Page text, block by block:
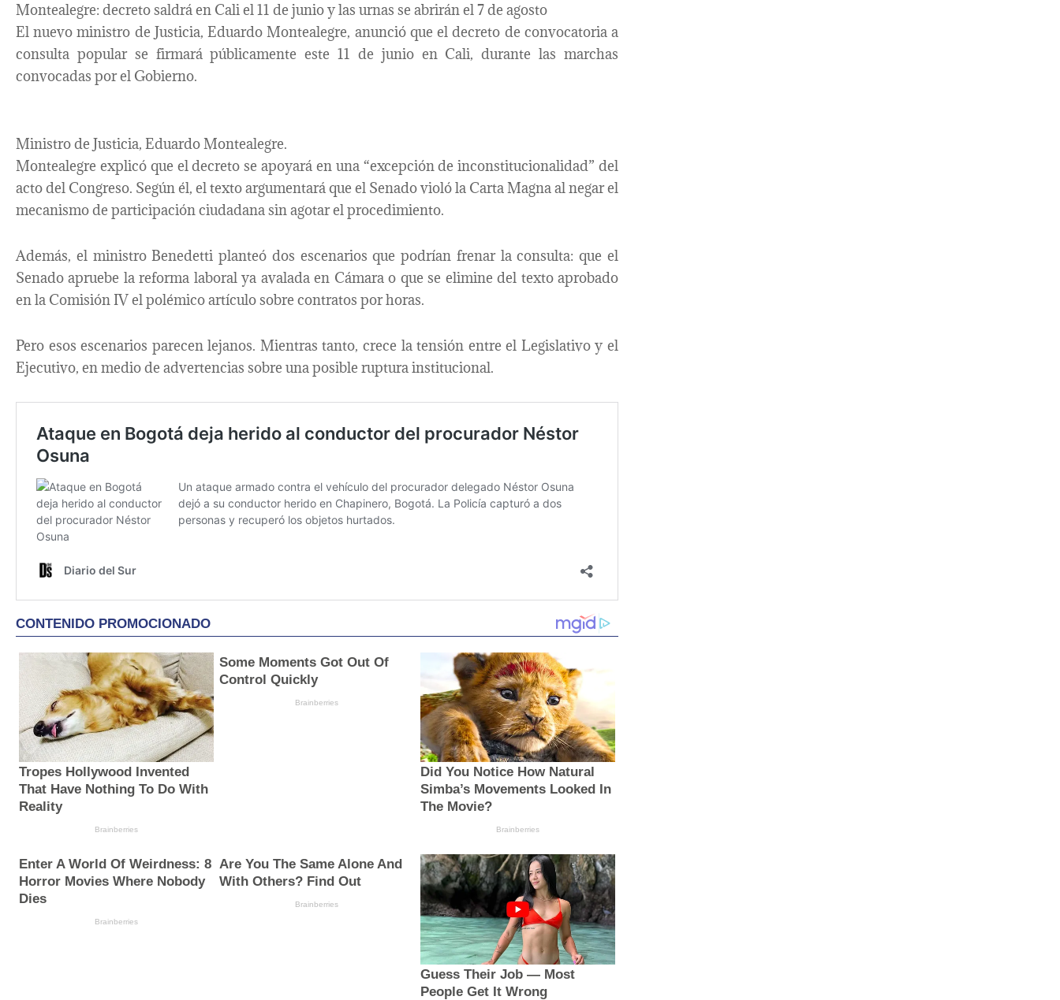
Montealegre: decreto saldrá en Cali el 11 de junio y las urnas se abrirán el 7 de agosto
El nuevo ministro de Justicia, Eduardo Montealegre, anunció que el decreto de convocatoria a
consulta popular se firmará públicamente este 11 de junio en Cali, durante las marchas
convocadas por el Gobierno.
Ministro de Justicia, Eduardo Montealegre.
Montealegre explicó que el decreto se apoyará en una “excepción de inconstitucionalidad” del
acto del Congreso. Según él, el texto argumentará que el Senado violó la Carta Magna al negar el
mecanismo de participación ciudadana sin agotar el procedimiento.
Además, el ministro Benedetti planteó dos escenarios que podrían frenar la consulta: que el
Senado apruebe la reforma laboral ya avalada en Cámara o que se elimine del texto aprobado
en la Comisión IV el polémico artículo sobre contratos por horas.
Pero esos escenarios parecen lejanos. Mientras tanto, crece la tensión entre el Legislativo y el
Ejecutivo, en medio de advertencias sobre una posible ruptura institucional.